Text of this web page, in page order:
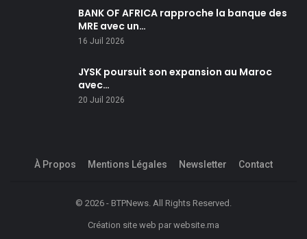
BANK OF AFRICA rapproche la banque des
MRE avec un…
16 Juil 2026
JYSK poursuit son expansion au Maroc
avec…
20 Juil 2026
À Propos Mentions Légales Newsletter Contact
© 2026 - BTPNews. All Rights Reserved.
Création site web par website.ma